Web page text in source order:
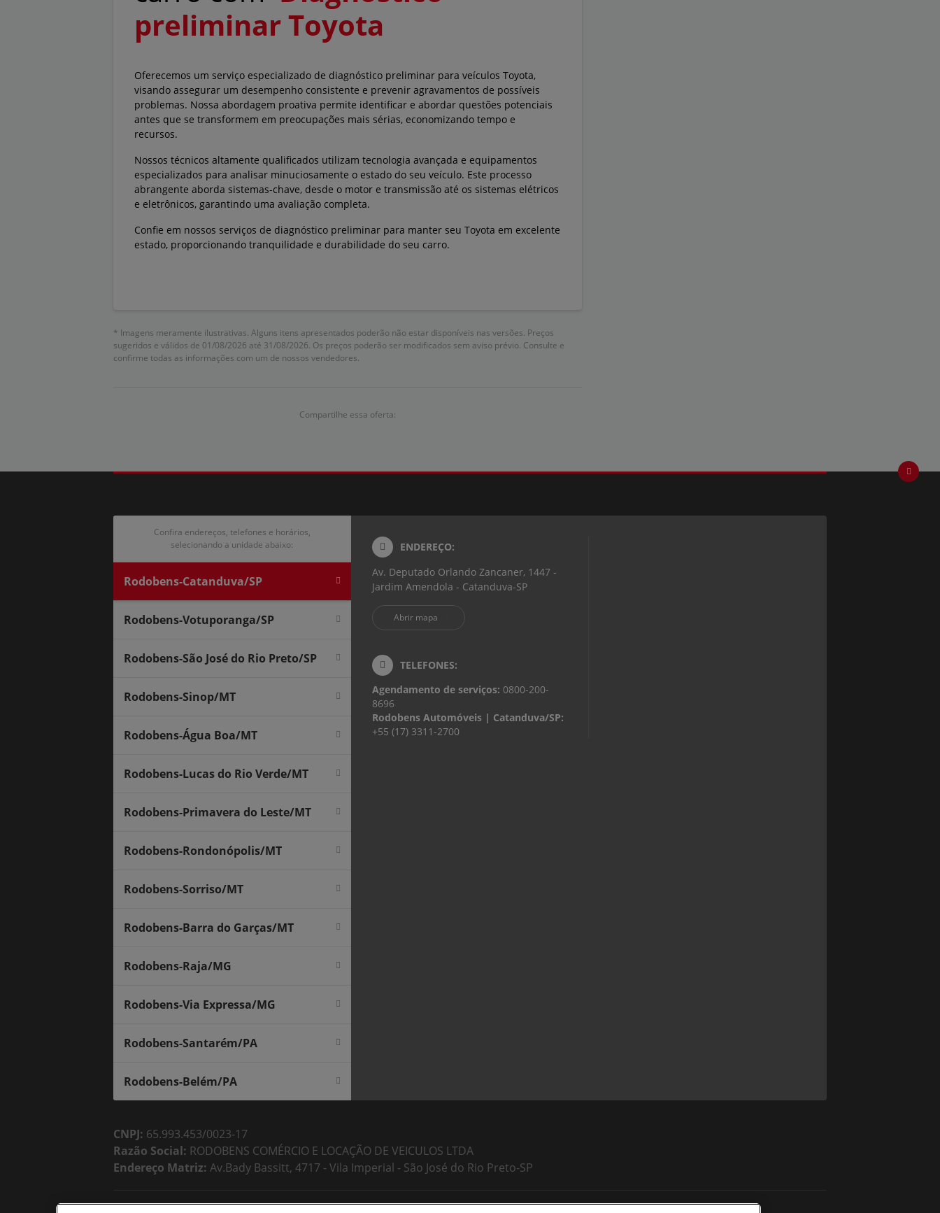
preliminar Toyota
Oferecemos um serviço especializado de diagnóstico preliminar para veículos Toyota,
visando assegurar um desempenho consistente e prevenir agravamentos de possíveis
problemas. Nossa abordagem proativa permite identificar e abordar questões potenciais
antes que se transformem em preocupações mais sérias, economizando tempo e
recursos.
Nossos técnicos altamente qualificados utilizam tecnologia avançada e equipamentos
especializados para analisar minuciosamente o estado do seu veículo. Este processo
abrangente aborda sistemas-chave, desde o motor e transmissão até os sistemas elétricos
e eletrônicos, garantindo uma avaliação completa.
Confie em nossos serviços de diagnóstico preliminar para manter seu Toyota em excelente
estado, proporcionando tranquilidade e durabilidade do seu carro.
* Imagens meramente ilustrativas. Alguns itens apresentados poderão não estar disponíveis nas versões. Preços
sugeridos e válidos de 01/08/2026 até 31/08/2026. Os preços poderão ser modificados sem aviso prévio. Consulte e
confirme todas as informações com um de nossos vendedores.
Compartilhe essa oferta:
Confira endereços, telefones e horários,
selecionando a unidade abaixo:
Rodobens-Catanduva/SP
Rodobens-Votuporanga/SP
Rodobens-São José do Rio Preto/SP
Rodobens-Sinop/MT
Rodobens-Água Boa/MT
Rodobens-Lucas do Rio Verde/MT
Rodobens-Primavera do Leste/MT
Rodobens-Rondonópolis/MT
Rodobens-Sorriso/MT
Rodobens-Barra do Garças/MT
Rodobens-Raja/MG
Rodobens-Via Expressa/MG
Rodobens-Santarém/PA
Rodobens-Belém/PA
ENDEREÇO:
Av. Deputado Orlando Zancaner, 1447 -
Jardim Amendola - Catanduva-SP
Abrir mapa
TELEFONES:
Agendamento de serviços: 0800-200-
8696
Rodobens Automóveis | Catanduva/SP:
+55 (17) 3311-2700
CNPJ: 65.993.453/0023-17
Razão Social: RODOBENS COMÉRCIO E LOCAÇÃO DE VEICULOS LTDA
Endereço Matriz: Av.Bady Bassitt, 4717 - Vila Imperial - São José do Rio Preto-SP